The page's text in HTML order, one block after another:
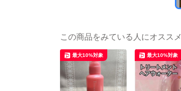
この商品をみている人にオススメ
最大10%対象 最大10%対象